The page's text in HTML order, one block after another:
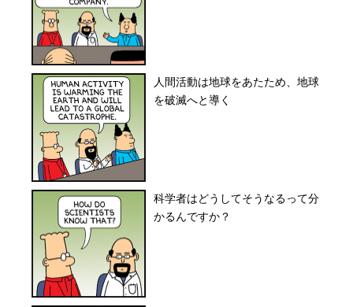
人間活動は地球をあたため、地球
を破滅へと導く
科学者はどうしてそうなるって分
かるんですか？